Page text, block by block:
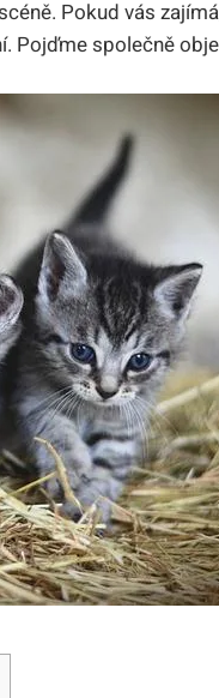
Pokud vás
Pojďme společně